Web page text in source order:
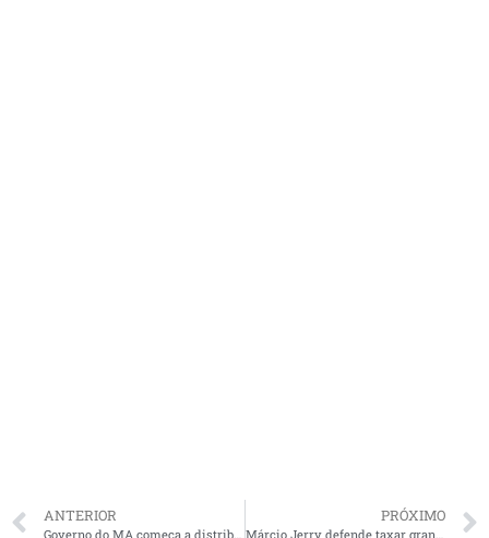
ANTERIOR
Governo do MA começa a distribuir 200 mil cestas básicas; Caema aplica tarifa zero a 850 mil maranhenses
PRÓXIMO
Márcio Jerry defende taxar grandes fortunas para financiar o combate ao coronavírus